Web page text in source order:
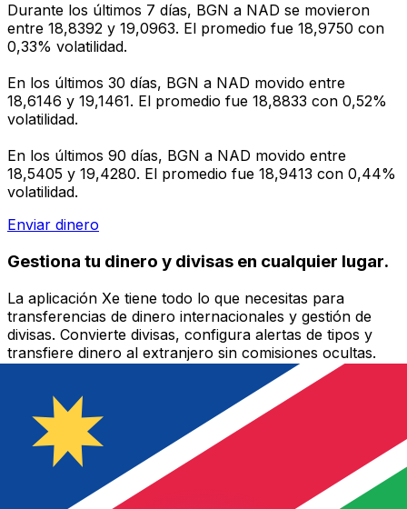
Durante los últimos 7 días, BGN a NAD se movieron
entre 18,8392 y 19,0963. El promedio fue 18,9750 con
0,33% volatilidad.
En los últimos 30 días, BGN a NAD movido entre
18,6146 y 19,1461. El promedio fue 18,8833 con 0,52%
volatilidad.
En los últimos 90 días, BGN a NAD movido entre
18,5405 y 19,4280. El promedio fue 18,9413 con 0,44%
volatilidad.
Enviar dinero
Gestiona tu dinero y divisas en cualquier lugar.
La aplicación Xe tiene todo lo que necesitas para
transferencias de dinero internacionales y gestión de
divisas. Convierte divisas, configura alertas de tipos y
transfiere dinero al extranjero sin comisiones ocultas.